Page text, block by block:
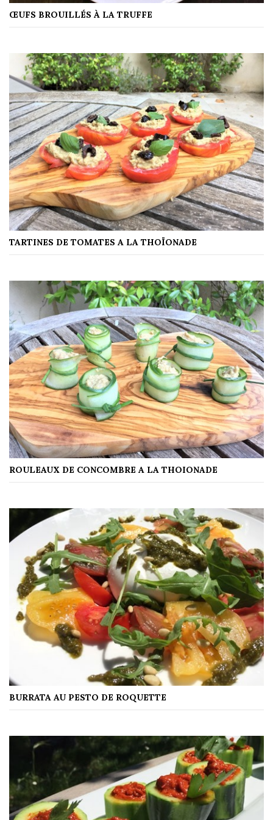
ŒUFS BROUILLÉS À LA TRUFFE
TARTINES DE TOMATES A LA THOÏONADE
ROULEAUX DE CONCOMBRE A LA THOIONADE
BURRATA AU PESTO DE ROQUETTE